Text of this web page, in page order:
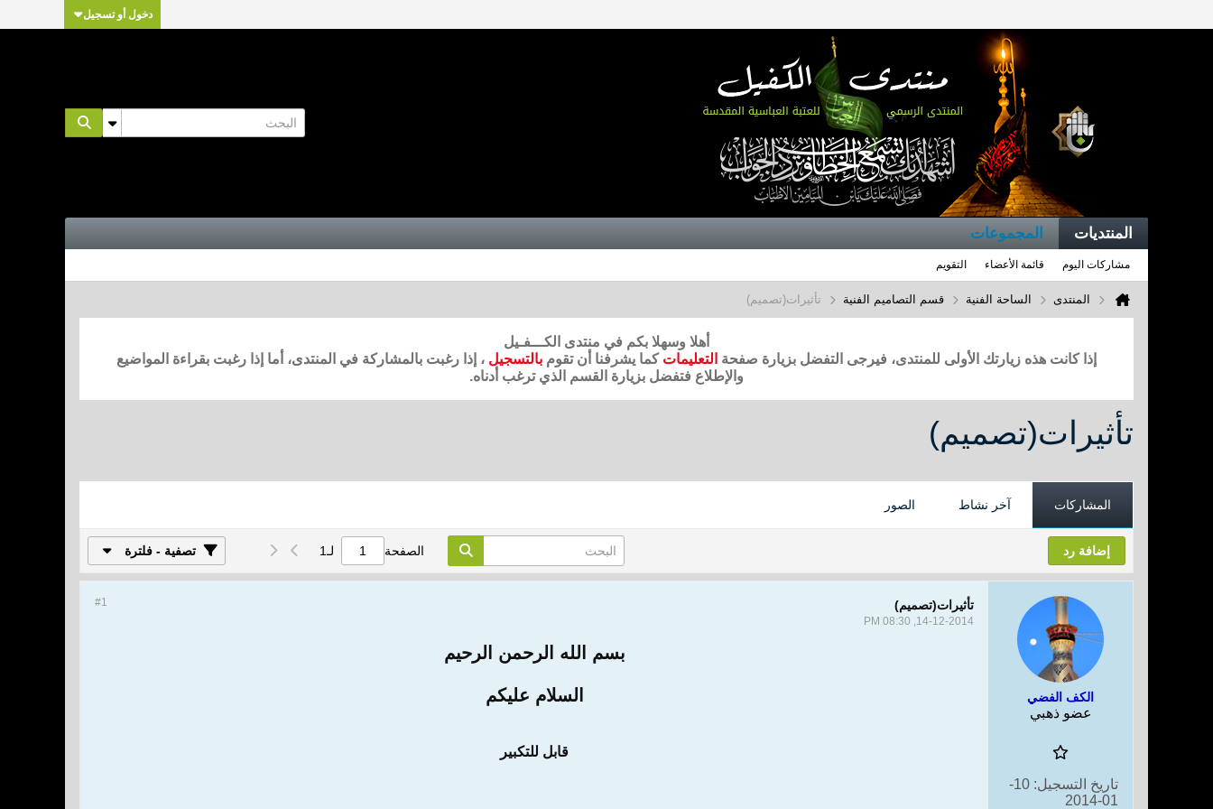
دخول أو تسجيل
المنتديات المجموعات
مشاركات اليوم قائمة الأعضاء التقويم
المنتدى الساحة الفنية قسم التصاميم الفنية تأثيرات(تصميم)
أهلا وسهلا بكم في منتدى الكـــفـيل
إذا كانت هذه زيارتك الأولى للمنتدى، فيرجى التفضل بزيارة صفحة التعليمات كما يشرفنا أن تقوم بالتسجيل ، إذا رغبت بالمشاركة في المنتدى، أما إذا رغبت بقراءة المواضيع
والإطلاع فتفضل بزيارة القسم الذي ترغب أدناه.
تأثيرات(تصميم)
المشاركات آخر نشاط الصور
إضافة رد الصفحة لـ1 تصفية - فلترة
الكف الفضي
عضو ذهبي
تاريخ التسجيل:
10-
01-2014
#1 تأثيرات(تصميم)
14-12-2014, 08:30 PM
بسم الله الرحمن الرحيم
السلام عليكم
قابل للتكبير